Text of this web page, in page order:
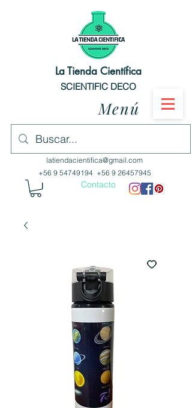
La Tienda Científica
SCIENTIFIC DECO
Menú
latiendacientifica@gmail.com
+56 9 54749194 +56 9 26457945
Contacto